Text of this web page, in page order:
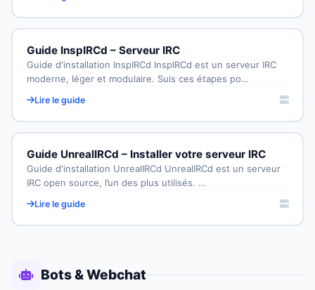
Guide InspIRCd – Serveur IRC
Guide d'installation InspIRCd InspIRCd est un serveur IRC
moderne, léger et modulaire. Suis ces étapes po…
Lire le guide
Guide UnrealIRCd – Installer votre serveur IRC
Guide d'installation UnrealIRCd UnrealIRCd est un serveur
IRC open source, l’un des plus utilisés. …
Lire le guide
Bots & Webchat